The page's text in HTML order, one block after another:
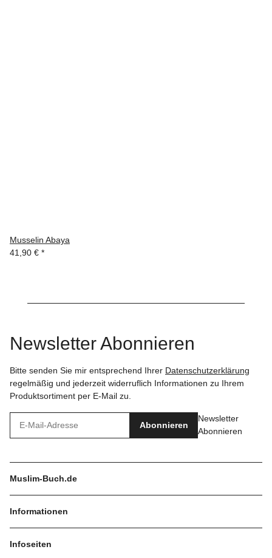
Musselin Abaya
41,90 € *
Newsletter Abonnieren
Bitte senden Sie mir entsprechend Ihrer Datenschutzerklärung
regelmäßig und jederzeit widerruflich Informationen zu Ihrem
Produktsortiment per E-Mail zu.
Abonnieren
Newsletter
Abonnieren
Muslim-Buch.de
Informationen
Infoseiten